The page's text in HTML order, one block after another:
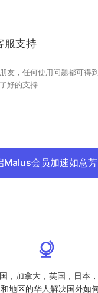
服支持
友，任何使用问题都可得
好的支持
Malus会员加速如意
，加拿大，英国，日本
地区的华人解决国外如